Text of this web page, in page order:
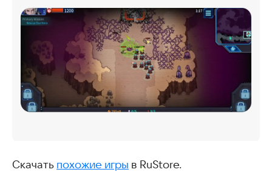
Скачать похожие игры в RuStore.